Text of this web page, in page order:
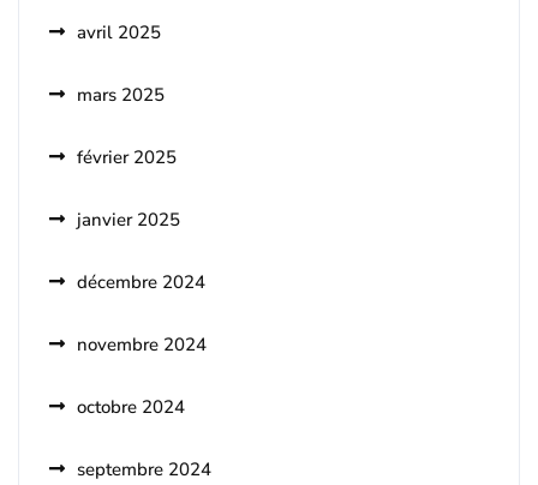
avril 2025
mars 2025
février 2025
janvier 2025
décembre 2024
novembre 2024
octobre 2024
septembre 2024